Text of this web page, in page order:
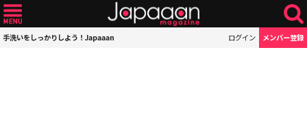
手洗いをしっかりしよう！Japaaan ログイン メンバー登録